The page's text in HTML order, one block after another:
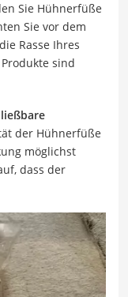
Sie Hühnerfüße
Sie vor dem
Rasse Ihres
sind
der Hühnerfüße
möglichst
dass der